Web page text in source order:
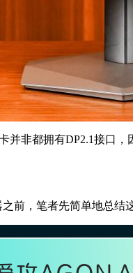
非都拥有DP2.1接口
前，笔者先简单地总